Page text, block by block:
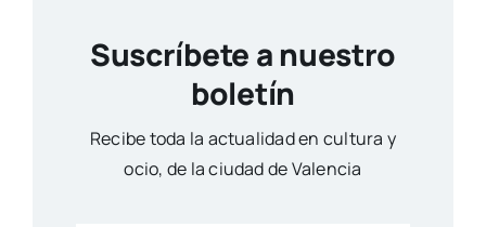
Suscríbete a nuestro
boletín
Reci­be toda la actua­li­dad en cul­tu­ra y
ocio, de la ciu­dad de Valen­cia